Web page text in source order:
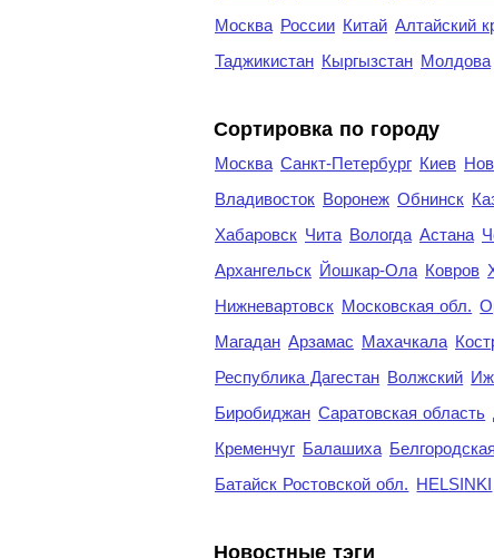
Москва России Китай Алтайский
Таджикистан Кыргызстан Молдова
Cортировка по городу
Москва Санкт-Петербург Киев
Владивосток Воронеж Обнинск
Хабаровск Чита Вологда Астана
Архангельск Йошкар-Ола Ковров
Нижневартовск Московская обл.
Магадан Арзамас Махачкала
Республика Дагестан Волжский
Биробиджан Саратовская область
Кременчуг Балашиха
Батайск Ростовской обл. HELSINKI
Новостные тэги